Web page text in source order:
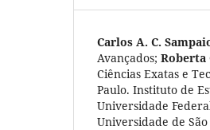
Carlos A. C.
Avançados; Roberta
Ciências Exatas e
Paulo. Instituto de
Universidade
Universidade de